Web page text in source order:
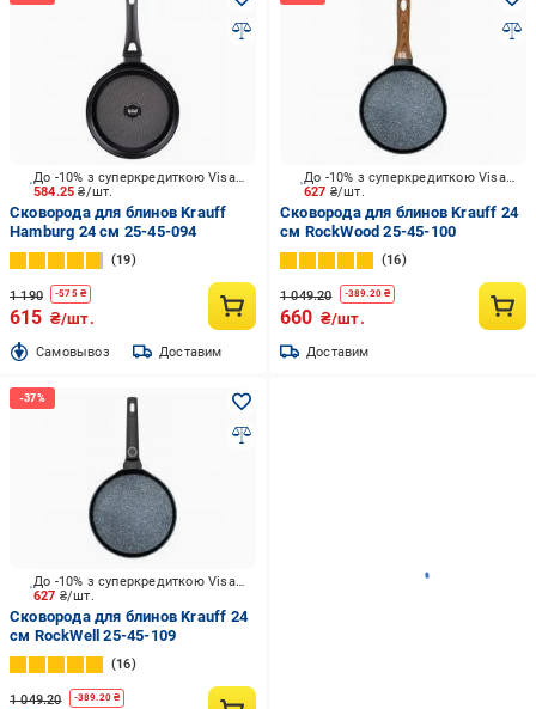
584.25₴/шт.
До -10% з суперкредиткою Visa Вигода
Сковорода для блинов Krauff
Hamburg 24 см 25-45-094
19
1 190 -575₴
615 ₴/шт.
Cамовывоз Доставим
627 ₴/шт.
До -10% з суперкредиткою Visa Вигода
Сковорода для блинов Krauff 24
см RockWood 25-45-100
16
1 049.20 -389.20₴
660 ₴/шт.
Доставим
627 ₴/шт.
До -10% з суперкредиткою Visa Вигода
Сковорода для блинов Krauff 24
см RockWell 25-45-109
16
1 049.20 -389.20 ₴